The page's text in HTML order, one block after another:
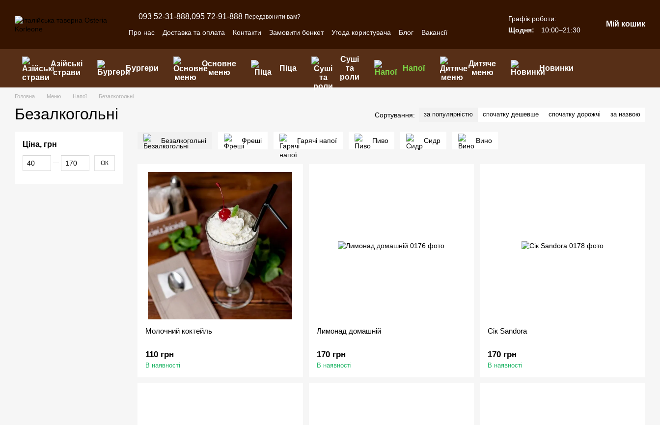
093 52-31-888,095 72-91-888 Передзвонити вам?
Про нас Доставка та оплата Контакти Замовити бенкет Угода користувача Блог Вакансії
Графік роботи:
Щодня:
10:00–21:30
Мій кошик
Азійські
страви
Бургери
Основне
меню
Піца
Суші
та
роли
Напої
Дитяче
меню
Новинки
Головна Меню Напої Безалкогольні
Безалкогольні Сортування: за популярністю спочатку дешевше спочатку дорожчі за назвою
Безалкогольні Фреші Гарячі напої Пиво Сидр Вино
Молочний коктейль
110 грн
В наявності
Лимонад домашній
170 грн
В наявності
Сік Sandora
170 грн
В наявності
Ціна, грн
Від Ціна, грн
До Ціна, грн ОК